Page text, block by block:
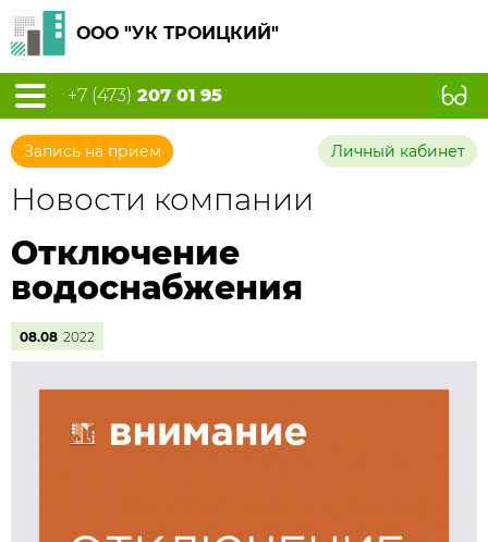
ООО "УК ТРОИЦКИЙ"
+7 (473) 207 01 95
Запись на прием Личный кабинет
Новости компании
Отключение
водоснабжения
08.08 2022